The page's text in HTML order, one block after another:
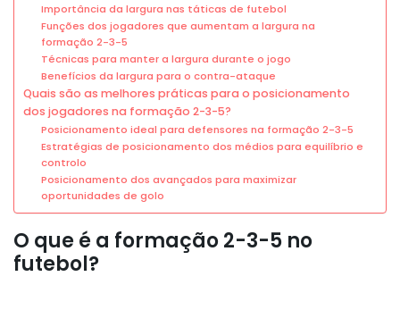
Importância da largura nas táticas de futebol
Funções dos jogadores que aumentam a largura na
formação 2-3-5
Técnicas para manter a largura durante o jogo
Benefícios da largura para o contra-ataque
Quais são as melhores práticas para o posicionamento
dos jogadores na formação 2-3-5?
Posicionamento ideal para defensores na formação 2-3-5
Estratégias de posicionamento dos médios para equilíbrio e
controlo
Posicionamento dos avançados para maximizar
oportunidades de golo
O que é a formação 2-3-5 no
futebol?